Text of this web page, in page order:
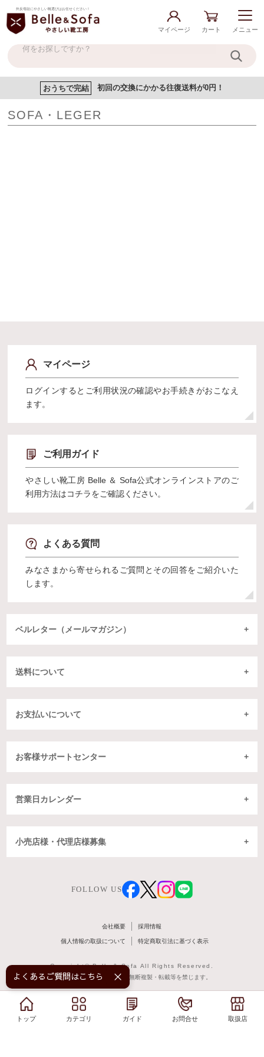
外反母趾にやさしい靴選びはお任せください！
マイページ カート メニュー
おうちで完結 初回の交換にかかる往復送料が0円！
トップ カテゴリ ガイド お問合せ 取扱店
SOFA・LEGER
マイページ
ログインするとご利用状況の確認やお手続きがおこなえ
ます。
ご利用ガイド
やさしい靴工房 Belle ＆ Sofa公式オンラインストアのご
利用方法はコチラをご確認ください。
よくある質問
みなさまから寄せられるご質問とその回答をご紹介いた
します。
ベルレター（メールマガジン）
送料について
お支払いについて
お客様サポートセンター
営業日カレンダー
小売店様・代理店様募集
FOLLOW US
会社概要 採用情報
個人情報の取扱について 特定商取引法に基づく表示
Copyright© Belle & Sofa All Rights Reserved.
掲載記事・写真・図表などの無断複製・転載等を禁じます。
トップ カテゴリ ガイド お問合せ 取扱店
よくあるご質問はこちら！